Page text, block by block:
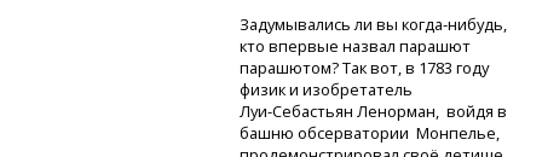
Задумывалисьли вы когда-нибудь,
кто впервые назвал парашют
парашютом? Так вот, в 1783 году
физик и изобретатель
Луи-Себастьян Ленорман, войдя в
башню обсерватории Монпелье,